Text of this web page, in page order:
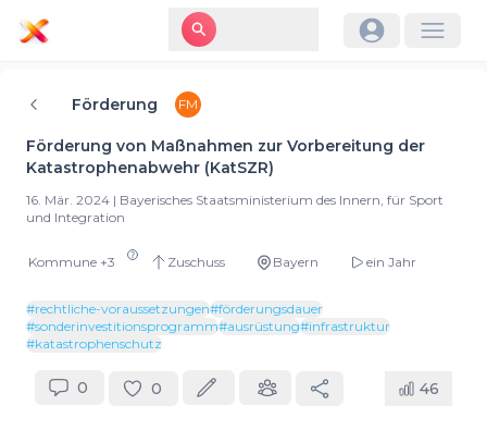
Förderung FM
Förderung von Maßnahmen zur Vorbereitung der
Katastrophenabwehr (KatSZR)
16. Mär. 2024 | Bayerisches Staatsministerium des Innern, für Sport
und Integration
Kommune +3 Zuschuss Bayern ein Jahr
#rechtliche-voraussetzungen#förderungsdauer
#sonderinvestitionsprogramm#ausrüstung#infrastruktur
#katastrophenschutz
0 0 46